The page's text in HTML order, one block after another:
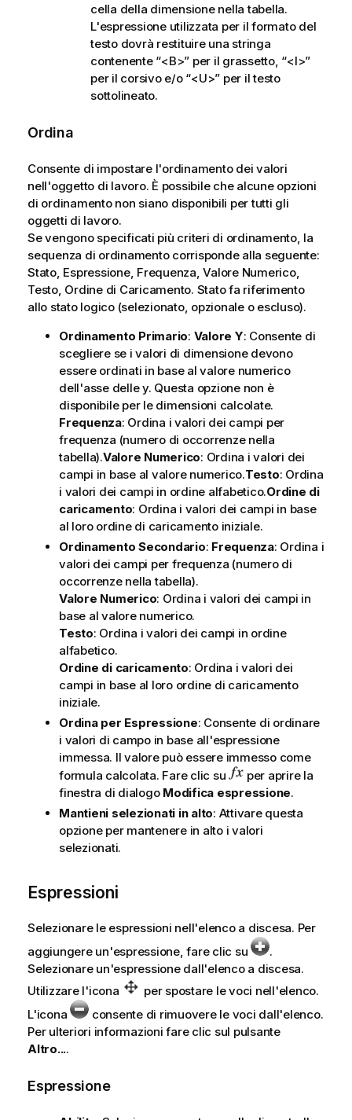
cella della dimensione nella tabella.
L'espressione utilizzata per il formato del
testo dovrà restituire una stringa
contenente “<B>” per il grassetto, “<I>”
per il corsivo e/o “<U>” per il testo
sottolineato.
Ordina
Consente di impostare l'ordinamento dei valori
nell'oggetto di lavoro. È possibile che alcune opzioni
di ordinamento non siano disponibili per tutti gli
oggetti di lavoro.
Se vengono specificati più criteri di ordinamento, la
sequenza di ordinamento corrisponde alla seguente:
Stato, Espressione, Frequenza, Valore Numerico,
Testo, Ordine di Caricamento. Statofa riferimento
allo stato logico (selezionato, opzionale o escluso).
Ordinamento Primario: Valore Y: Consente di
scegliere se i valori di dimensione devono
essere ordinati in base al valore numerico
dell'asse delle y. Questa opzione non è
disponibile per le dimensioni calcolate.
Frequenza: Ordina i valori dei campi per
frequenza (numero di occorrenze nella
tabella).Valore Numerico: Ordina i valori dei
campi in base al valore numerico.Testo: Ordina
i valori dei campi in ordine alfabetico.Ordine di
caricamento: Ordina i valori dei campi in base
al loro ordine di caricamento iniziale.
Ordinamento Secondario: Frequenza: Ordina i
valori dei campi per frequenza (numero di
occorrenze nella tabella).
Valore Numerico: Ordina i valori dei campi in
base al valore numerico.
Testo: Ordina i valori dei campi in ordine
alfabetico.
Ordine di caricamento: Ordina i valori dei
campi in base al loro ordine di caricamento
iniziale.
Ordina per Espressione: Consente di ordinare
i valori di campo in base all'espressione
immessa. Il valore può essere immesso come
formula calcolata. Fare clic su
per aprire la
finestra di dialogo Modifica espressione.
Mantieni selezionati in alto: Attivare questa
opzione per mantenere in alto i valori
selezionati.
Espressioni
Selezionare le espressioni nell'elenco a discesa. Per
aggiungere un'espressione, fare clic su
.
Selezionare un'espressione dall'elenco a discesa.
Utilizzare l'icona
per spostare le voci nell'elenco.
L'icona
consente di rimuovere le voci dall'elenco.
Per ulteriori informazioni fare clic sul pulsante
Altro....
Espressione